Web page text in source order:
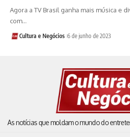
Agora a TV Brasil ganha mais música e
com…
Cultura e Negócios 6 de junho de 2023
As notícias que moldam o mundo do